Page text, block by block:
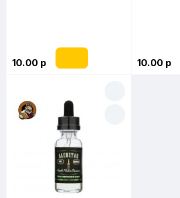
10.00 р 10.00 р